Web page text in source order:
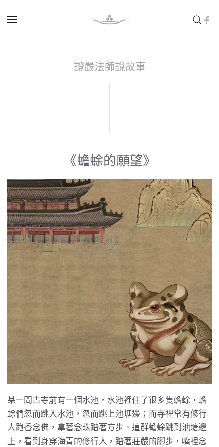
證嚴法師說故事
《蟾蜍的願望》
某一間古寺前有一個水池，水池裡住了很多隻蟾蜍，蟾
蜍們忽而跳入水池，忽而跳上池塘邊；而寺裡常有修行
人跑香念佛，拿著念珠踏著方步。這群蟾蜍跳到池塘邊
上，看到身穿海青的修行人，踏著莊嚴的腳步，嘴裡念